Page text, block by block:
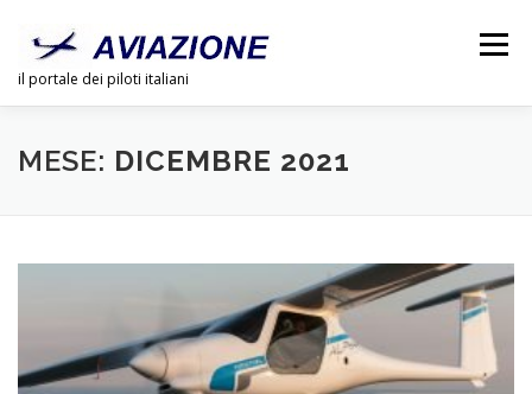
contenuto
il portale dei piloti italiani
Menu
CHI SIAMO PUBBLICITÀ LINK
MESE: DICEMBRE 2021